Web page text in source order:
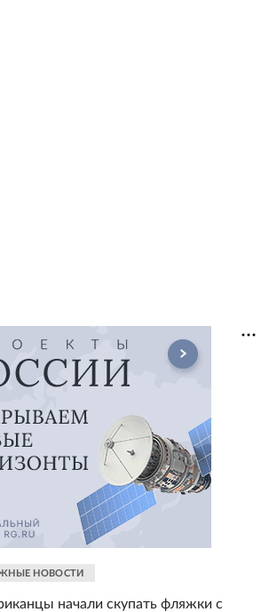
НОВОСТИ
начали скупать фляжки с